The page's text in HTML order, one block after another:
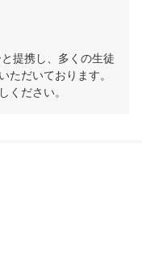
提携し、多くの生徒
ただいております。
ください。